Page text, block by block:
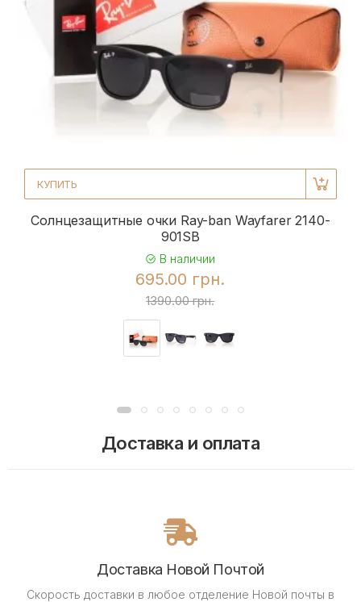
КУПИТЬ
Солнцезащитные очки Ray-ban Wayfarer 2140-
901SB
В наличии
695.00 грн.
1390.00 грн.
Доставка и оплата
Доставка Новой Почтой
Скорость доставки в любое отделение Новой почты в